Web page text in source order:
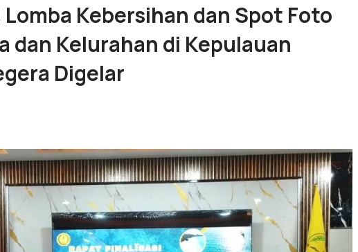
Kebersihan dan Spot Foto
dan Kelurahan di Kepulauan
Digelar